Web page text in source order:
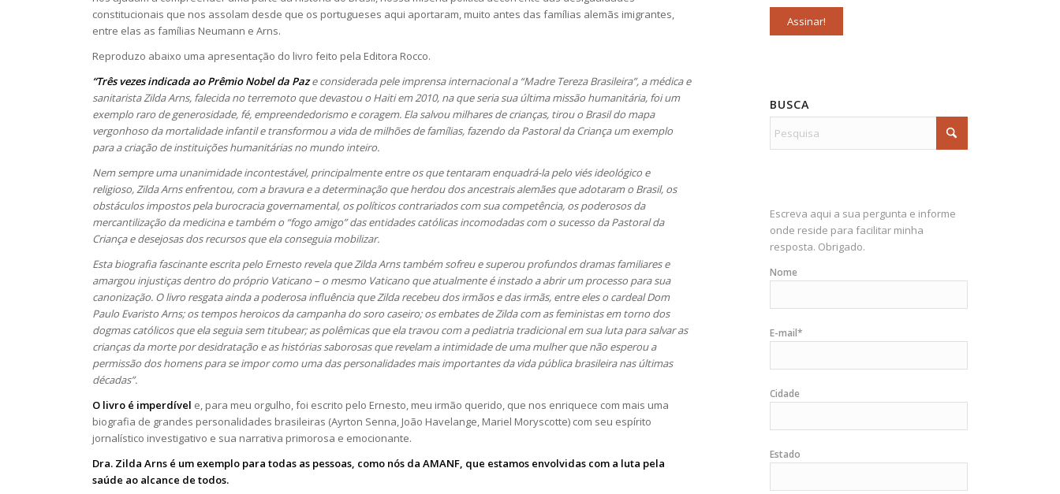
constitucionais que nos assolam desde que os portugueses aqui aportaram, muito antes das famílias alemãs imigrantes,
entre elas as famílias Neumann e Arns.
Reproduzo abaixo uma apresentação do livro feito pela Editora Rocco.
“Três vezes indicada ao Prêmio Nobel da Paze considerada pele imprensa internacional a “Madre Tereza Brasileira”, a médica e
sanitarista Zilda Arns, falecida no terremoto que devastou o Haiti em 2010, na que seria sua última missão humanitária, foi um
exemplo raro de generosidade, fé, empreendedorismo e coragem. Ela salvou milhares de crianças, tirou o Brasil do mapa
vergonhoso da mortalidade infantil e transformou a vida de milhões de famílias, fazendo da Pastoral da Criança um exemplo
para a criação de instituições humanitárias no mundo inteiro.
Nem sempre uma unanimidade incontestável, principalmente entre os que tentaram enquadrá-la pelo viés ideológico e
religioso, Zilda Arns enfrentou, com a bravura e a determinação que herdou dos ancestrais alemães que adotaram o Brasil, os
obstáculos impostos pela burocracia governamental, os políticos contrariados com sua competência, os poderosos da
mercantilização da medicina e também o “fogo amigo” das entidades católicas incomodadas com o sucesso da Pastoral da
Criança e desejosas dos recursos que ela conseguia mobilizar.
Esta biografia fascinante escrita pelo Ernesto revela que Zilda Arns também sofreu e superou profundos dramas familiares e
amargou injustiças dentro do próprio Vaticano – o mesmo Vaticano que atualmente é instado a abrir um processo para sua
canonização. O livro resgata ainda a poderosa influência que Zilda recebeu dos irmãos e das irmãs, entre eles o cardeal Dom
Paulo Evaristo Arns; os tempos heroicos da campanha do soro caseiro; os embates de Zilda com as feministas em torno dos
dogmas católicos que ela seguia sem titubear; as polêmicas que ela travou com a pediatria tradicional em sua luta para salvar as
crianças da morte por desidratação e as histórias saborosas que revelam a intimidade de uma mulher que não esperou a
permissão dos homens para se impor como uma das personalidades mais importantes da vida pública brasileira nas últimas
décadas”.
O livro é imperdível e, para meu orgulho, foi escrito pelo Ernesto, meu irmão querido, que nos enriquece com mais uma
biografia de grandes personalidades brasileiras (Ayrton Senna, João Havelange, Mariel Moryscotte) com seu espírito
jornalístico investigativo e sua narrativa primorosa e emocionante.
Dra. Zilda Arns é um exemplo para todas as pessoas, como nós da AMANF, que estamos envolvidas com a luta pela
saúde ao alcance de todos.
BUSCA
Escreva aqui a sua pergunta e informe
onde reside para facilitar minha
resposta. Obrigado.
Nome
E-mail*
Cidade
Estado